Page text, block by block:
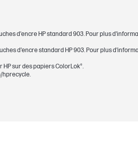
d'encre HP standard 903. Pour plus
d'encre standard HP 903. Pour plus
sur des papiers ColorLok®.
hprecycle.